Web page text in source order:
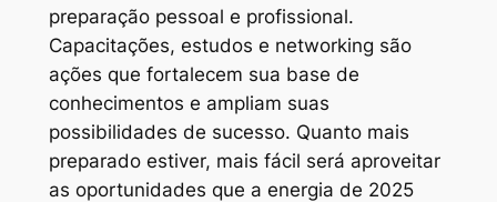
preparação pessoal e profissional.
Capacitações, estudos e networking são
ações que fortalecem sua base de
conhecimentos e ampliam suas
possibilidades de sucesso. Quanto mais
preparado estiver, mais fácil será aproveitar
as oportunidades que a energia de 2025